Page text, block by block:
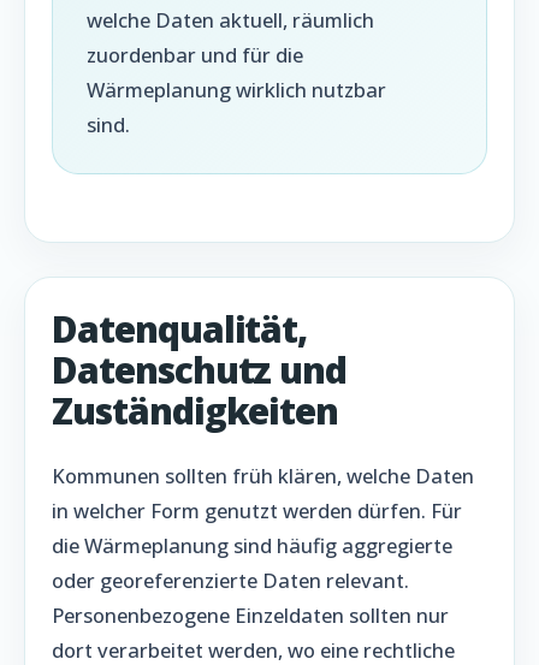
welche Daten aktuell, räumlich
zuordenbar und für die
Wärmeplanung wirklich nutzbar
sind.
Datenqualität,
Datenschutz und
Zuständigkeiten
Kommunen sollten früh klären, welche Daten
in welcher Form genutzt werden dürfen. Für
die Wärmeplanung sind häufig aggregierte
oder georeferenzierte Daten relevant.
Personenbezogene Einzeldaten sollten nur
dort verarbeitet werden, wo eine rechtliche